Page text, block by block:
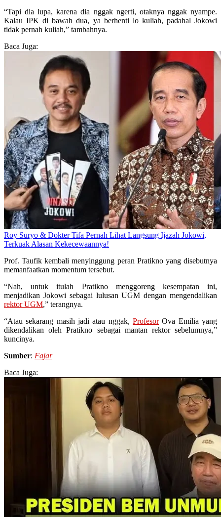
“Tapi dia lupa, karena dia nggak ngerti, otaknya nggak nyampe.
Kalau IPK di bawah dua, ya berhenti lo kuliah, padahal Jokowi
tidak pernah kuliah,” tambahnya.
Baca Juga:
Roy Suryo & Dokter Tifa Pernah Lihat Langsung Ijazah Jokowi,
Terkuak Alasan Kekecewaannya!
Prof. Taufik kembali menyinggung peran Pratikno yang disebutnya
memanfaatkan momentum tersebut.
“Nah, untuk itulah Pratikno menggoreng kesempatan ini,
menjadikan Jokowi sebagai lulusan UGM dengan mengendalikan
rektor UGM,” terangnya.
“Atau sekarang masih jadi atau nggak, ProfesorOva Emilia yang
dikendalikan oleh Pratikno sebagai mantan rektor sebelumnya,”
kuncinya.
Sumber: Fajar
Baca Juga: